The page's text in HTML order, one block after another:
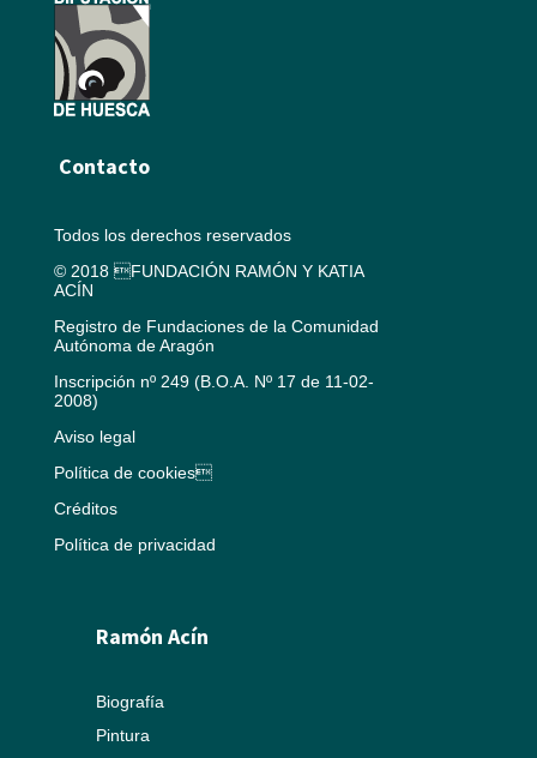
Contacto
Todos los derechos reservados
© 2018 FUNDACIÓN RAMÓN Y KATIA
ACÍN
Registro de Fundaciones de la Comunidad
Autónoma de Aragón
Inscripción nº 249 (B.O.A. Nº 17 de 11-02-
2008)
Aviso legal
Política de cookies
Créditos
Política de privacidad
Ramón Acín
Biografía
Pintura